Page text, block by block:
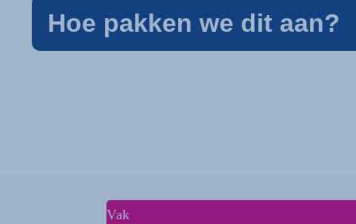
Hoe pakken we dit aan?
Vak